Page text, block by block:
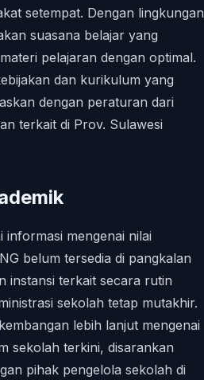
setempat. Dengan lingkungan
suasana belajar yang
pelajaran dengan optimal.
dan kurikulum yang
dengan peraturan dari
terkait di Prov. Sulawesi
informasi mengenai nilai
belum tersedia di pangkalan
instansi terkait secara rutin
sekolah tetap mutakhir.
lebih lanjut mengenai
sekolah terkini, disarankan
pihak pengelola sekolah di